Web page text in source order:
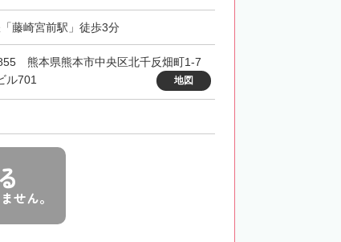
藤崎宮前駅」徒歩3分
熊本県熊本市中央区北千反畑町1-7
ル701
地図
せん。